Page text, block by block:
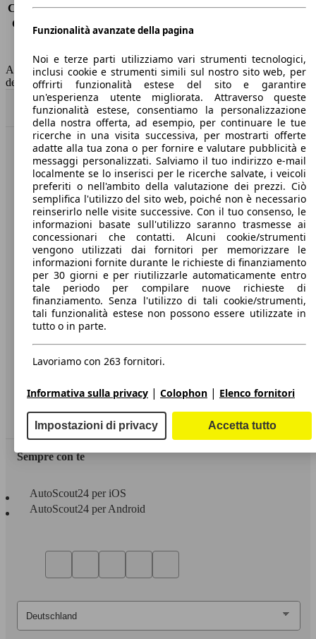
Consumo (extra-urbano) 5.4 l/100km
Consumo (combinato)*
6.1 l/100km
Capacità del serbatoio
50 l
AutoScout24 non si assume alcuna responsabilità per la correttezza
dei dati.
Torna su
Benvenuti su AutoScout24, il mercato auto europeo.
Società
A proposito di AutoScout24
Stampa
Media
Condizioni generali
Informazioni
Privacy
Dichiarazione di Accessibilità
Servizi
Area rivenditori
Sempre con te
AutoScout24 per iOS
AutoScout24 per Android
Funzionalità avanzate della pagina
Noi e terze parti utilizziamo vari strumenti tecnologici,
inclusi cookie e strumenti simili sul nostro sito web, per
offrirti funzionalità estese del sito e garantire
un'esperienza utente migliorata. Attraverso queste
funzionalità estese, consentiamo la personalizzazione
della nostra offerta, ad esempio, per continuare le tue
ricerche in una visita successiva, per mostrarti offerte
adatte alla tua zona o per fornire e valutare pubblicità e
messaggi personalizzati. Salviamo il tuo indirizzo e-mail
localmente se lo inserisci per le ricerche salvate, i veicoli
preferiti o nell'ambito della valutazione dei prezzi. Ciò
semplifica l'utilizzo del sito web, poiché non è necessario
reinserirlo nelle visite successive. Con il tuo consenso, le
informazioni basate sull'utilizzo saranno trasmesse ai
concessionari che contatti. Alcuni cookie/strumenti
vengono utilizzati dai fornitori per memorizzare le
informazioni fornite durante le richieste di finanziamento
per 30 giorni e per riutilizzarle automaticamente entro
tale periodo per compilare nuove richieste di
finanziamento. Senza l'utilizzo di tali cookie/strumenti,
tali funzionalità estese non possono essere utilizzate in
tutto o in parte.
Lavoriamo con 263 fornitori.
Informativa sulla privacy | Colophon | Elenco fornitori
Impostazioni di privacy Accetta tutto